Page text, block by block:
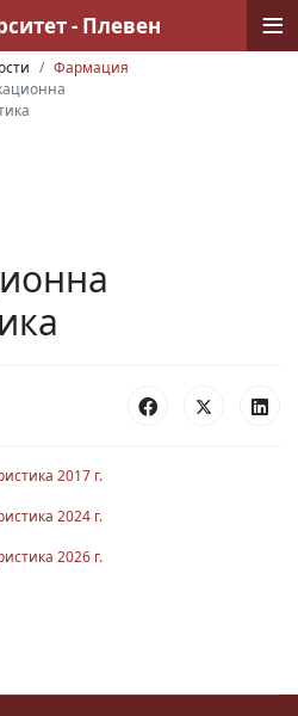
Фармация
2017 г.
2024 г.
2026 г.
- Плевен ≡